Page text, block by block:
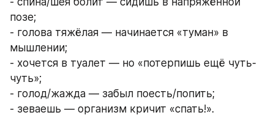
позе;
- голова тяжёлая — начинается «туман» в
мышлении;
- хочется в туалет — но «потерпишь ещё чуть-
чуть»;
- голод/жажда — забыл поесть/попить;
- зеваешь — организм кричит «спать!».